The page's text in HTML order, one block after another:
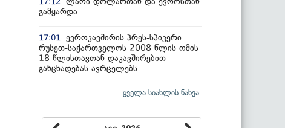
გამყარდა
17:01
ევროკავშირის პრეს-სპიკერი
რუსეთ-საქართველოს 2008 წლის ომის
18 წლისთავთან დაკავშირებით
განცხადებას ავრცელებს
ყველა სიახლის ნახვა